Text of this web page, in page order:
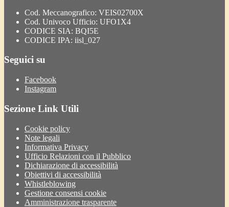
Cod. Meccanografico: VEIS02700X
Cod. Univoco Ufficio: UFO1X4
CODICE SIA: BQI5E
CODICE IPA: iisl_027
Seguici su
Facebook
Instagram
Sezione Link Utili
Cookie policy
Note legali
Informativa Privacy
Ufficio Relazioni con il Pubblico
Dichiarazione di accessibilità
Obiettivi di accessibilità
Whistleblowing
Gestione consensi cookie
Amministrazione trasparente